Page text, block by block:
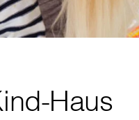
Haus